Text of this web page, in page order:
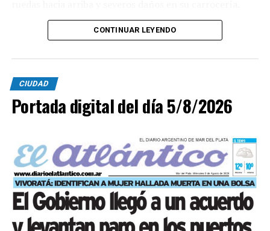
Ante el violento impacto, personal médico, Defensa
importabnte ioperativo en el lugar. Al llegar,
constataron que el conductor, había logrado salir del
vehículo y no presentaba lesiones.
CONTINUAR LEYENDO
CIUDAD
Portada digital del día 5/8/2026